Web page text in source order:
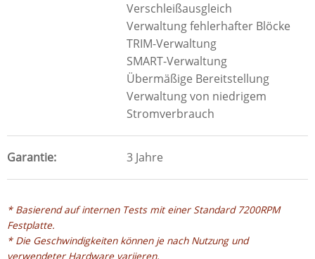
Verschleißausgleich
Verwaltung fehlerhafter Blöcke
TRIM-Verwaltung
SMART-Verwaltung
Übermäßige Bereitstellung
Verwaltung von niedrigem
Stromverbrauch
Garantie 3 Jahre
* Basierend auf internen Tests mit einer Standard 7200RPM
Festplatte.
* Die Geschwindigkeiten können je nach Nutzung und
verwendeter Hardware variieren.